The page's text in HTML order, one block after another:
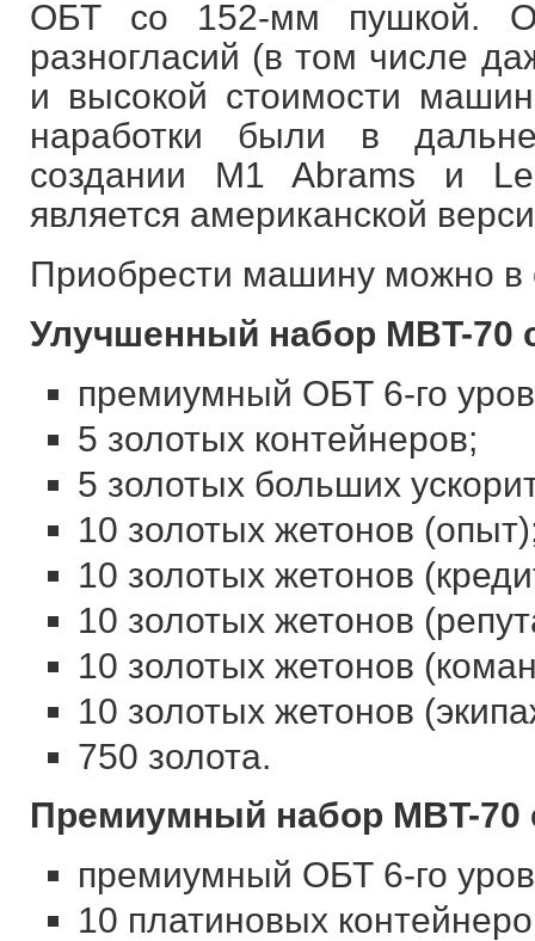
ОБТ со 152-мм пушкой.
разногласий (в том числе
и высокой стоимости
наработки были в
создании M1 Abrams и
является американской
Приобрести машину можно в
Улучшенный набор MBT-70
премиумный ОБТ 6-го
5 золотых контейнеров;
5 золотых больших
10 золотых жетонов
10 золотых жетонов
10 золотых жетонов
10 золотых жетонов
10 золотых жетонов
750 золота.
Премиумный набор MBT-70
премиумный ОБТ 6-го
10 платиновых